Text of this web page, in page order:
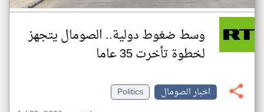
وسط ضغوط دولية.. الصومال يتجهز
لخطوة تأخرت 35 عاما
اخبار الصومال
Politics